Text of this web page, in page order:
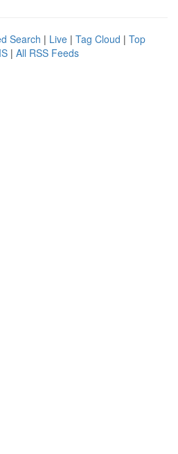
Search | Live | Tag Cloud | Top
| All RSS Feeds